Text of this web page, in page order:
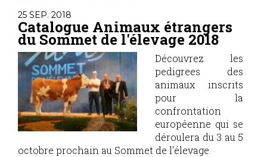
25 SEP. 2018
Catalogue Animaux étrangers
du Sommet de l'élevage 2018
Découvrez les
pedigrees des
animaux inscrits
pour la
confrontation
européenne qui se
déroulera du 3 au 5
octobre prochain au Sommet de l'élevage.